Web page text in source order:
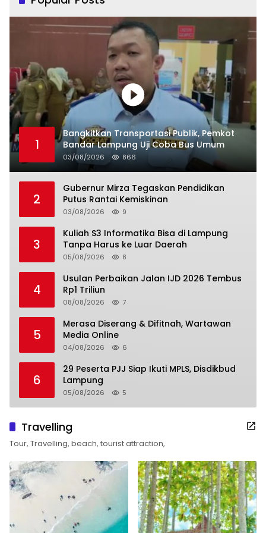
1
Bangkitkan Transportasi Publik, Pemkot
Bandar Lampung Uji Coba Bus Umum
03/08/2026 866
2
Gubernur Mirza Tegaskan Pendidikan
Putus Rantai Kemiskinan
03/08/2026 9
3
Kuliah S3 Informatika Bisa di Lampung
Tanpa Harus ke Luar Daerah
05/08/2026 8
4
Usulan Perbaikan Jalan IJD 2026 Tembus
Rp1 Triliun
08/08/2026 7
5
Merasa Diserang & Difitnah, Wartawan
Media Online
04/08/2026 6
6
29 Peserta PJJ Siap Ikuti MPLS, Disdikbud
Lampung
05/08/2026 5
Travelling
Tour, Travelling, beach, tourist attraction,